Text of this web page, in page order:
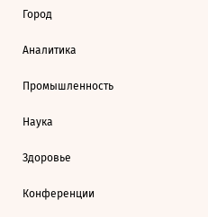
Город
Аналитика
Промышленность
Наука
Здоровье
Конференции